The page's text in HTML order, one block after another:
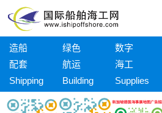
造船 绿色 数字
配套
航运 海工
Shipping
Building Supplies